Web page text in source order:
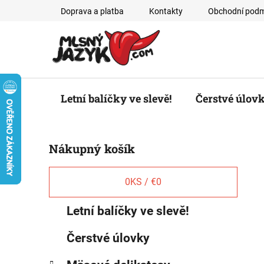
Doprava a platba Kontakty Obchodní
Letní balíčky ve slevě! Čerstvé
o
č
ý
e
Nákupný košík
0KS / €0
kategórie
Letní balíčky ve slevě!
Čerstvé úlovky